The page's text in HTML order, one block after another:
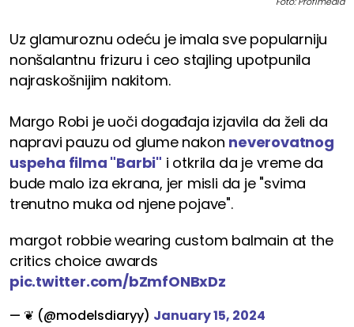
Uz glamuroznu odeću je imala sve popularniju
nonšalantnu frizuru i ceo stajling upotpunila
najraskošnijim nakitom.
Margo Robi je uoči događaja izjavila da želi da
napravi pauzu od glume nakon neverovatnog
uspeha filma "Barbi" i otkrila da je vreme da
bude malo iza ekrana, jer misli da je "svima
trenutno muka od njene pojave".
margot robbie wearing custom balmain at the
critics choice awards
pic.twitter.com/bZmfONBxDz
— ❦ (@modelsdiaryy) January 15, 2024